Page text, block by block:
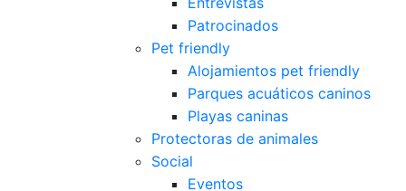
Patrocinados
Pet friendly
Alojamientos pet friendly
Parques acuáticos caninos
Playas caninas
Protectoras de animales
Social
Eventos